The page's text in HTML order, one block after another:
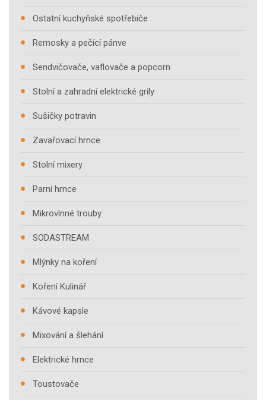
Ostatní kuchyňské spotřebiče
Remosky a pečící pánve
Sendvičovače, vaflovače a popcorn
Stolní a zahradní elektrické grily
Sušičky potravin
Zavařovací hrnce
Stolní mixery
Parní hrnce
Mikrovlnné trouby
SODASTREAM
Mlýnky na koření
Koření Kulinář
Kávové kapsle
Mixování a šlehání
Elektrické hrnce
Toustovače